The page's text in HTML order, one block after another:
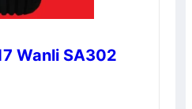
Wanli SA302